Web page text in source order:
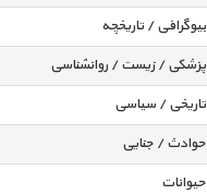
بیوگرافی / تاریخچه
پزشکی / زیست / روانشناسی
تاریخی / سیاسی
حوادث / جنایی
حیوانات